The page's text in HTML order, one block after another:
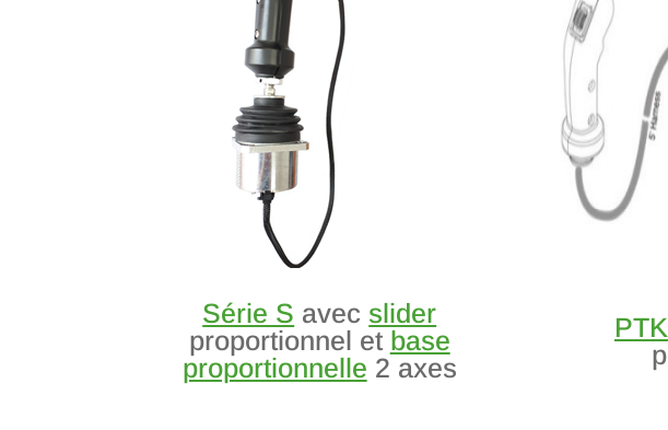
Série S avec slider
proportionnel et base
proportionnelle 2 axes
PTK